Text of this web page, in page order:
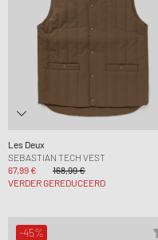
Les Deux
SEBASTIAN TECH VEST
67,99 €
168,99 €
VERDER GEREDUCEERD
-45%